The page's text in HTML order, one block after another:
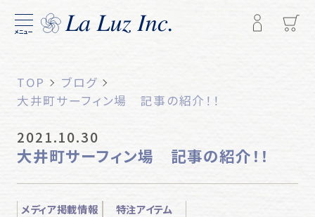
メニュー
TOP
ブログ
大井町サーフィン場 記事の紹介！！
2021.10.30
大井町サーフィン場 記事の紹介！！
メディア掲載情報 特注アイテム